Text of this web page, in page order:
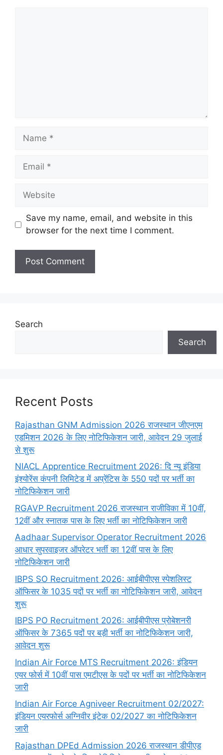
Name
Email
Website
Save my name, email, and website in this
browser for the next time I comment.
Search
Search
Recent Posts
Rajasthan GNM Admission 2026 राजस्थान जीएनएम
एडमिशन 2026 के लिए नोटिफिकेशन जारी, आवेदन 29 जुलाई
से शुरू
NIACL Apprentice Recruitment 2026: दि न्यू इंडिया
इंश्योरेंस कंपनी लिमिटेड में अप्रेंटिस के 550 पदों पर भर्ती का
नोटिफिकेशन जारी
RGAVP Recruitment 2026 राजस्थान राजीविका में 10वीं,
12वीं और स्नातक पास के लिए भर्ती का नोटिफिकेशन जारी
Aadhaar Supervisor Operator Recruitment 2026
आधार सुपरवाइजर ऑपरेटर भर्ती का 12वीं पास के लिए
नोटिफिकेशन जारी
IBPS SO Recruitment 2026: आईबीपीएस स्पेशलिस्ट
ऑफिसर के 1035 पदों पर भर्ती का नोटिफिकेशन जारी, आवेदन
शुरू
IBPS PO Recruitment 2026: आईबीपीएस प्रोबेशनरी
ऑफिसर के 7365 पदों पर बड़ी भर्ती का नोटिफिकेशन जारी,
आवेदन शुरू
Indian Air Force MTS Recruitment 2026: इंडियन
एयर फोर्स में 10वीं पास एमटीएस के पदों पर भर्ती का नोटिफिकेशन
जारी
Indian Air Force Agniveer Recruitment 02/2027:
इंडियन एयरफोर्स अग्निवीर इंटेक 02/2027 का नोटिफिकेशन
जारी
Rajasthan DPEd Admission 2026 राजस्थान डीपीएड